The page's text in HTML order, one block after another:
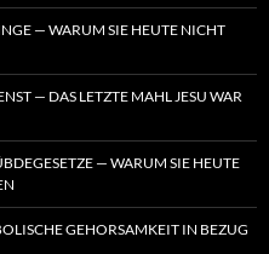
— WARUM SIE HEUTE NICHT
— DAS LETZTE MAHL JESU WAR
— WARUM SIE HEUTE
GEHORSAMKEIT IN BEZUG